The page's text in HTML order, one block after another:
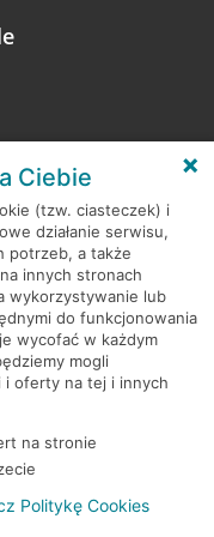
prawa zastrzeżone
Ciebie
(tzw. ciasteczek) i
działanie serwisu,
potrzeb, a także
innych stronach
wykorzystywanie lub
do funkcjonowania
wycofać w każdym
mogli
i oferty na tej i innych
na stronie
Politykę Cookies